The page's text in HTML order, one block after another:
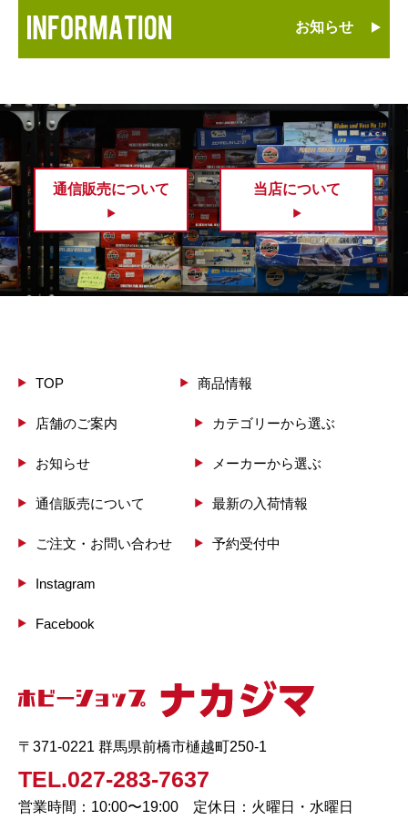
お知らせ
通信販売について 当店について
TOP
店舗のご案内
お知らせ
通信販売について
ご注文・お問い合わせ
Instagram
Facebook
商品情報
カテゴリーから選ぶ
メーカーから選ぶ
最新の入荷情報
予約受付中
〒371-0221 群馬県前橋市樋越町250-1
TEL.027-283-7637
営業時間：10:00〜19:00 定休日：火曜日・水曜日